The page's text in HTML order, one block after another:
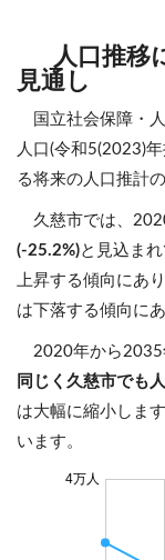
人口推移
見通し
国立社会保障・
人口(令和5(2023)
る将来の人口推計
久慈市では、
(-25.2%)と見込ま
上昇する傾向にあ
は下落する傾向にあ
2020年から2035
同じく久慈市でも
は大幅に縮小しま
います。
4万人